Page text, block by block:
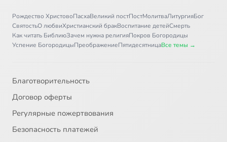
Рождество ХристовоПасхаВеликий постПостМолитваЛитургияБог
СвятостьО любвиХристианский бракВоспитание детейСмерть
Как читать БиблиюЗачем нужна религияПокров Богородицы
Успение БогородицыПреображениеПятидесятницаВсе темы →
Благотворительность
Договор оферты
Регулярные пожертвования
Безопасность платежей